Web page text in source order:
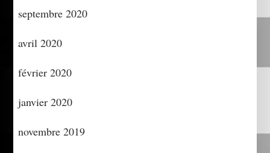
septembre 2020
avril 2020
février 2020
janvier 2020
novembre 2019